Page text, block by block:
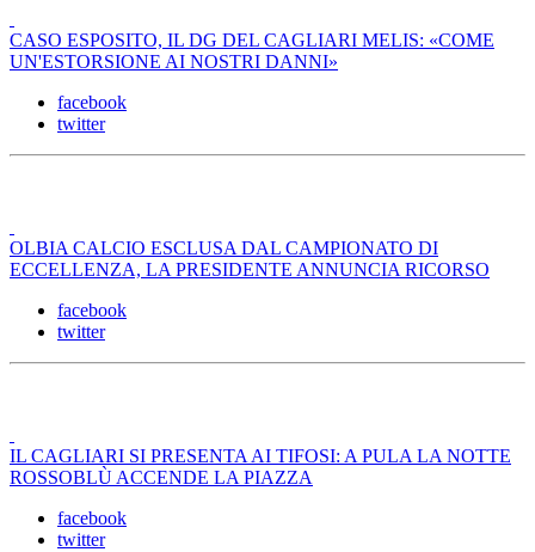
CASO ESPOSITO, IL DG DEL CAGLIARI MELIS: «COME
UN'ESTORSIONE AI NOSTRI DANNI»
facebook
twitter
OLBIA CALCIO ESCLUSA DAL CAMPIONATO DI
ECCELLENZA, LA PRESIDENTE ANNUNCIA RICORSO
facebook
twitter
IL CAGLIARI SI PRESENTA AI TIFOSI: A PULA LA NOTTE
ROSSOBLÙ ACCENDE LA PIAZZA
facebook
twitter